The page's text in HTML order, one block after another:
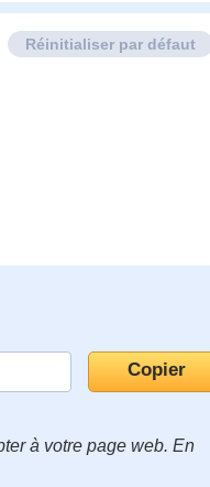
Réinitialiser par défaut
à votre page web. En